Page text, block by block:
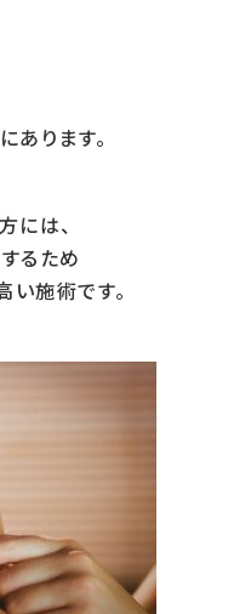
ります。
には、
るため
い施術です。